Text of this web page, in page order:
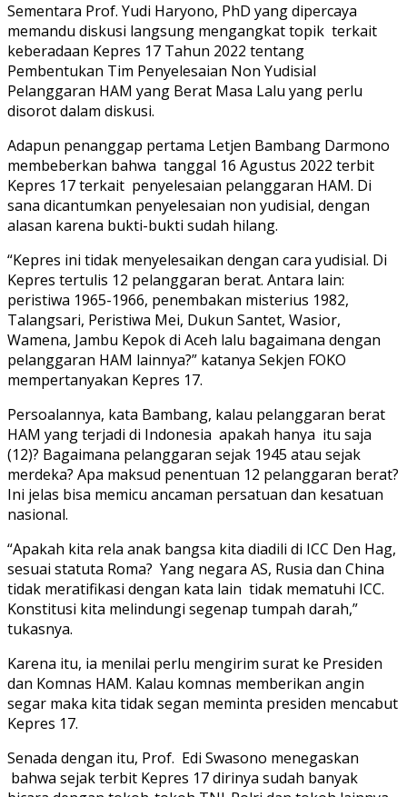
Sementara Prof. Yudi Haryono, PhD yang dipercaya
memandu diskusi langsung mengangkat topik terkait
keberadaan Kepres 17 Tahun 2022 tentang
Pembentukan Tim Penyelesaian Non Yudisial
Pelanggaran HAM yang Berat Masa Lalu yang perlu
disorot dalam diskusi.
Adapun penanggap pertama Letjen Bambang Darmono
membeberkan bahwa tanggal 16 Agustus 2022 terbit
Kepres 17 terkait penyelesaian pelanggaran HAM. Di
sana dicantumkan penyelesaian non yudisial, dengan
alasan karena bukti-bukti sudah hilang.
“Kepres ini tidak menyelesaikan dengan cara yudisial. Di
Kepres tertulis 12 pelanggaran berat. Antara lain:
peristiwa 1965-1966, penembakan misterius 1982,
Talangsari, Peristiwa Mei, Dukun Santet, Wasior,
Wamena, Jambu Kepok di Aceh lalu bagaimana dengan
pelanggaran HAM lainnya?” katanya Sekjen FOKO
mempertanyakan Kepres 17.
Persoalannya, kata Bambang, kalau pelanggaran berat
HAM yang terjadi di Indonesia apakah hanya itu saja
(12)? Bagaimana pelanggaran sejak 1945 atau sejak
merdeka? Apa maksud penentuan 12 pelanggaran berat?
Ini jelas bisa memicu ancaman persatuan dan kesatuan
nasional.
“Apakah kita rela anak bangsa kita diadili di ICC Den Hag,
sesuai statuta Roma? Yang negara AS, Rusia dan China
tidak meratifikasi dengan kata lain tidak mematuhi ICC.
Konstitusi kita melindungi segenap tumpah darah,”
tukasnya.
Karena itu, ia menilai perlu mengirim surat ke Presiden
dan Komnas HAM. Kalau komnas memberikan angin
segar maka kita tidak segan meminta presiden mencabut
Kepres 17.
Senada dengan itu, Prof. Edi Swasono menegaskan
bahwa sejak terbit Kepres 17 dirinya sudah banyak